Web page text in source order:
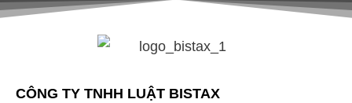
CÔNG TY TNHH LUẬT BISTAX